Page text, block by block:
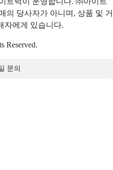
의 당사자가 아니며, 상품 및 거
자에게 있습니다.
Reserved.
문의